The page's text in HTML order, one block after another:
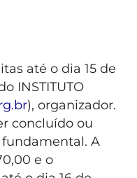
até o dia 15 de
INSTITUTO
), organizador.
concluído ou
A
e o